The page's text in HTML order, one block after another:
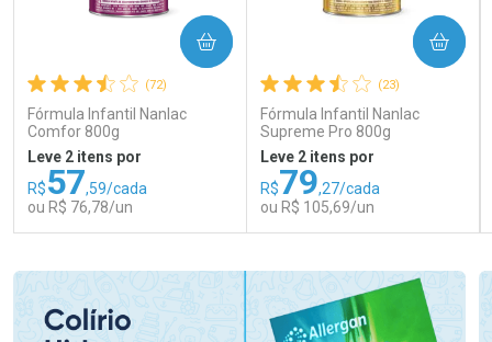
(72)
Fórmula Infantil Nanlac
Comfor 800g
Leve 2 itens por
R$57,59/cada
ou R$ 76,78/un
COMPRAR
(23)
Fórmula Infantil Nanlac
Supreme Pro 800g
Leve 2 itens por
R$79,27/cada
ou R$ 105,69/un
COMPRAR
Laboratório
Por Menos